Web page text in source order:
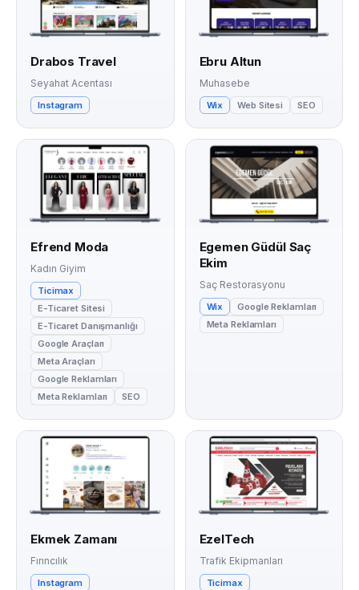
Drabos Travel
Seyahat Acentası
Instagram
Ebru Altun
Muhasebe
Wix Web Sitesi SEO
Efrend Moda
Kadın Giyim
Ticimax
E-Ticaret Sitesi
E-Ticaret Danışmanlığı
Google Araçları
Meta Araçları
Google Reklamları
Meta Reklamları
SEO
Egemen Güdül Saç
Ekim
Saç Restorasyonu
Wix
Google Reklamları
Meta Reklamları
Ekmek Zamanı
Fırıncılık
Instagram
EzelTech
Trafik Ekipmanları
Ticimax